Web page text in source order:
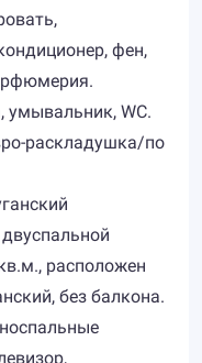
фен,
умывальник, WC.
раскладушка/по
расположен
без балкона.